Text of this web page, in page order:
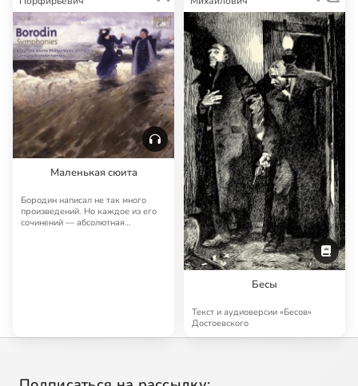
Маленькая сюита
Бородин написал не так много
произведений. Но каждое из его
сочинений — абсолютная
Бесы
Текст и аудиоверсии «Бесов»
Достоевского